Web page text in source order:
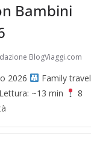
Bambini
BlogViaggi.com
2026
Family travel
~13 min
8